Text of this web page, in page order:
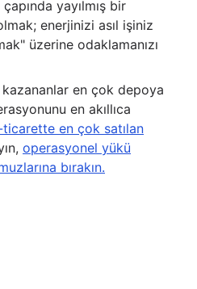
çapında yayılmış bir
enerjinizi asıl işiniz
üzerine odaklamanızı
en çok depoya
en akıllıca
en çok satılan
operasyonel yükü
bırakın.